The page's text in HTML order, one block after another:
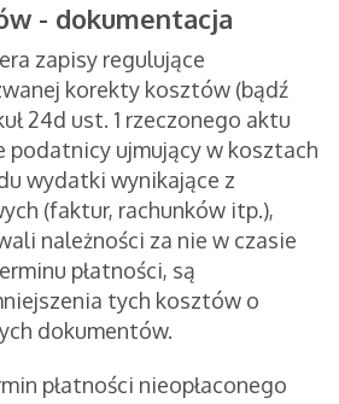
- dokumentacja
zapisy regulujące
korekty kosztów (bądź
24d ust. 1 rzeczonego aktu
podatnicy ujmujący w kosztach
wydatki wynikające z
(faktur, rachunków itp.),
należności za nie w czasie
płatności, są
tych kosztów o
dokumentów.
płatności nieopłaconego